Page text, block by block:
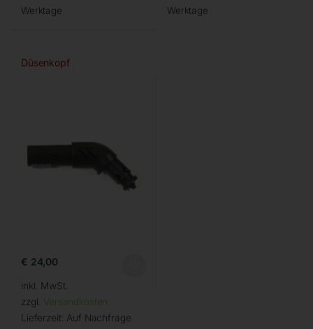
Werktage
Werktage
Düsenkopf
€ 24,00
inkl. MwSt.
zzgl. Versandkosten
Lieferzeit: Auf Nachfrage